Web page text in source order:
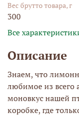
Вес брутто товара, г
300
Все
Описание
Знаем, что
любимое из всего
моновкус нашей
коробке, где